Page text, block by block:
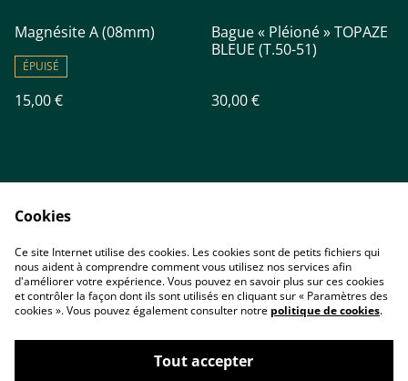
Magnésite A (08mm)
ÉPUISÉ
15,00 €
Bague « Pléioné » TOPAZE
BLEUE (T.50-51)
30,00 €
Accueil
Contact
Conditions
Politique de
confidentialité
Cookies
Ce site Internet utilise des cookies. Les cookies sont de petits fichiers qui
nous aident à comprendre comment vous utilisez nos services afin
d'améliorer votre expérience. Vous pouvez en savoir plus sur ces cookies
et contrôler la façon dont ils sont utilisés en cliquant sur « Paramètres des
cookies ». Vous pouvez également consulter notre politique de cookies.
Tout accepter